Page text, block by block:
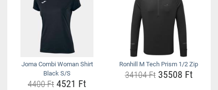
Joma Combi Woman Shirt
Black S/S
4400 Ft 4521 Ft
Ronhill M Tech Prism 1/2 Zip
34104 Ft35508 Ft